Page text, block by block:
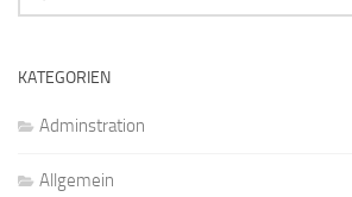
nach:
KATEGORIEN
Adminstration
Allgemein